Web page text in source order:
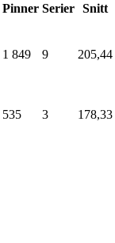
Pinner Serier Snitt
1 849 9 205,44
535 3 178,33